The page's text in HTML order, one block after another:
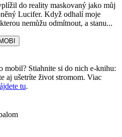
do reality maskovaný jako můj
Lucifer. Když odhalí moje
nemůžu odmítnout, a stanu...
mobil? Stiahnite si do nich e-knihu:
aj ušetríte život stromom. Viac
tu.